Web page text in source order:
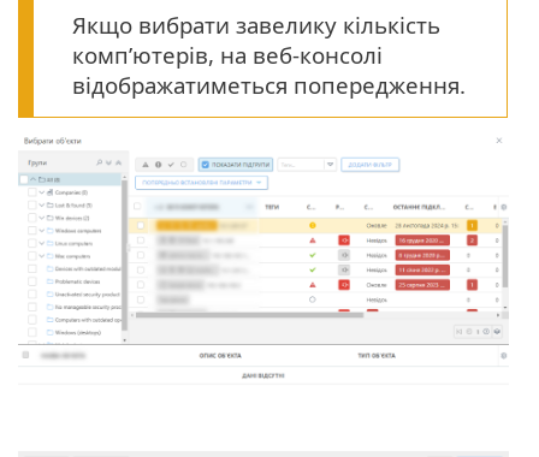
Якщо вибрати завелику кількість
комп’ютерів, на веб-консолі
відображатиметься попередження.